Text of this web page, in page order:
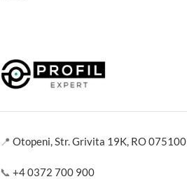
📍 Otopeni, Str. Grivita 19K, RO 075100
📞 +4 0372 700 900